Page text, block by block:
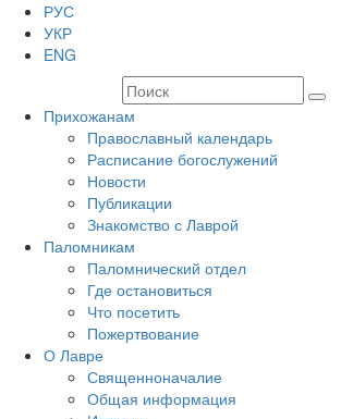
РУС
УКР
ENG
Прихожанам
Православный календарь
Расписание богослужений
Новости
Публикации
Знакомство с Лаврой
Паломникам
Паломнический отдел
Где остановиться
Что посетить
Пожертвование
О Лавре
Священноначалие
Общая информация